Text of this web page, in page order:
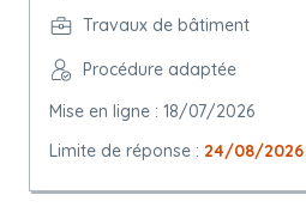
Travaux de bâtiment
Procédure adaptée
Mise en ligne : 18/07/2026
Limite de réponse : 24/08/2026